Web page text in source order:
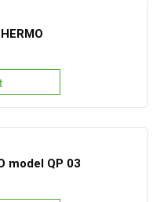
model QP 03